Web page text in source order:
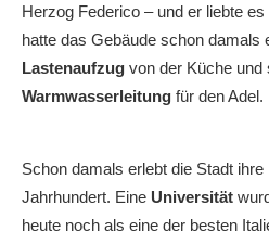
Herzog Federico – und er liebte
hatte das Gebäude schon damals
Lastenaufzug von der Küche und
Warmwasserleitung für den Adel.
Schon damals erlebt die Stadt ihre
Jahrhundert. Eine Universität
heute noch als eine der besten